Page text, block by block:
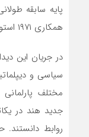
پایه سابقه
همکاری ۱۹۷۱ استوار است.
در جریان این
سیاسی و
مختلف
جدید هند در
روابط دانستند.